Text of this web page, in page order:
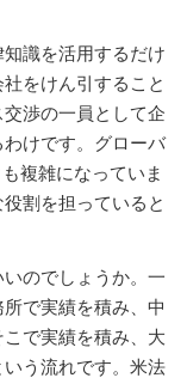
知識を活用するだけ
をけん引すること
渉の一員として企
けです。グローバ
複雑になっていま
割を担っていると
いのでしょうか。一
で実績を積み、中
で実績を積み、大
う流れです。米法